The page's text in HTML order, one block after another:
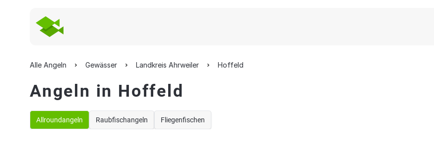
Alle Angeln Gewässer Landkreis Ahrweiler Hoffeld
Angeln in Hoffeld
Allroundangeln Raubfischangeln Fliegenfischen